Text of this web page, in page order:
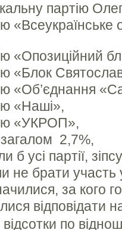
партію
«Всеукраїнське
«Опозиційний
«Блок
«Об’єднання
«Наші»,
«УКРОП»,
загалом 2,7%,
б усі партії,
не брати участь
за кого
відповідати
по